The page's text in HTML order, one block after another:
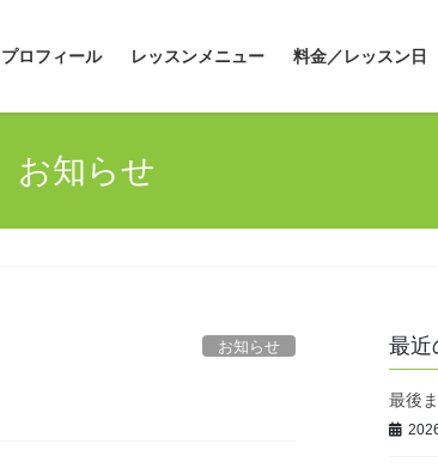
プロフィール レッスンメニュー 料金／レッスン日
お知らせ
お知らせ 最近
最後